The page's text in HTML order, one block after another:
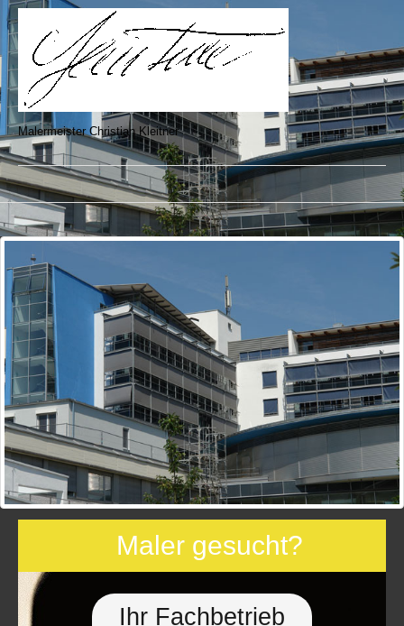
Malermeister Christian Kleitner
Wir helfen!
Ihr Fachbetrieb für
Schimmel­beseitigung
ERFAHREN SIE MEHR
Maler gesucht?
Ihr Fachbetrieb